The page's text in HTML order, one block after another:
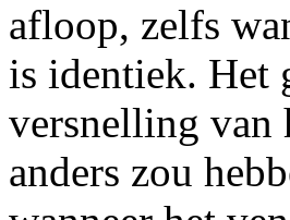
afloop, zelfs
is identiek. Het
versnelling van
anders zou